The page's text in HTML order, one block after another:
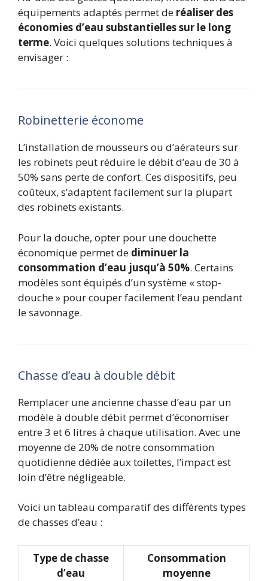
équipements adaptés permet de réaliser des
économies d’eau substantielles sur le long
terme. Voici quelques solutions techniques à
envisager :
Robinetterie économe
L’installation de mousseurs ou d’aérateurs sur
les robinets peut réduire le débit d’eau de 30 à
50% sans perte de confort. Ces dispositifs, peu
coûteux, s’adaptent facilement sur la plupart
des robinets existants.
Pour la douche, opter pour une douchette
économique permet de diminuer la
consommation d’eau jusqu’à 50%. Certains
modèles sont équipés d’un système « stop-
douche » pour couper facilement l’eau pendant
le savonnage.
Chasse d’eau à double débit
Remplacer une ancienne chasse d’eau par un
modèle à double débit permet d’économiser
entre 3 et 6 litres à chaque utilisation. Avec une
moyenne de 20% de notre consommation
quotidienne dédiée aux toilettes, l’impact est
loin d’être négligeable.
Voici un tableau comparatif des différents types
de chasses d’eau :
Type de chasse
d’eau
Consommation
moyenne